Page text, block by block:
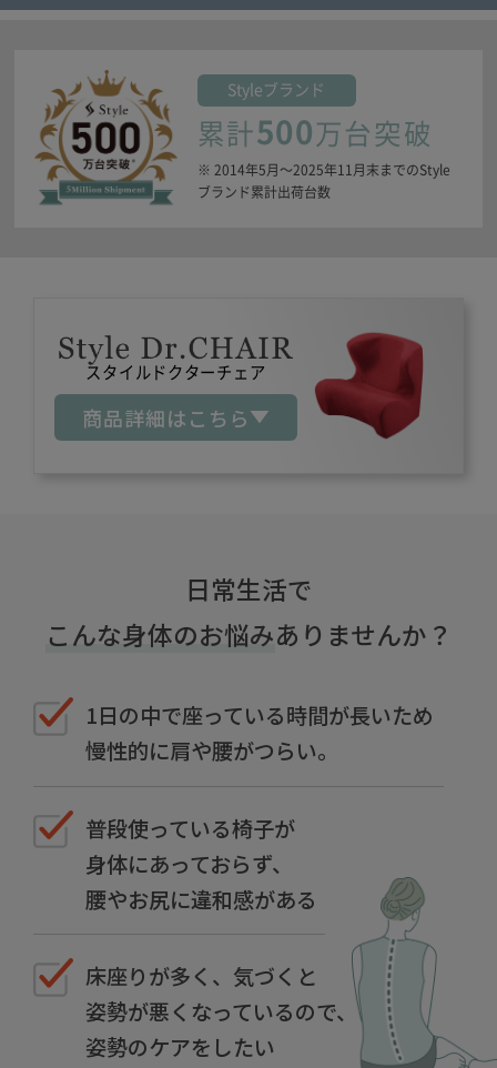
Style ブランド
累計500 万台突破
※ 2014年5月〜2025年11月末までのStyle
ブランド累計出荷台数
スタイルドクターチェア
商品詳細はこちら
日常生活で
こんな身体のお悩みありませんか？
1日の中で座っている時間が長いため
慢性的に肩や腰がつらい。
普段使っている椅子が
身体にあっておらず、
腰やお尻に違和感がある
床座りが多く、気づくと
姿勢が悪くなっているので、
姿勢のケアをしたい